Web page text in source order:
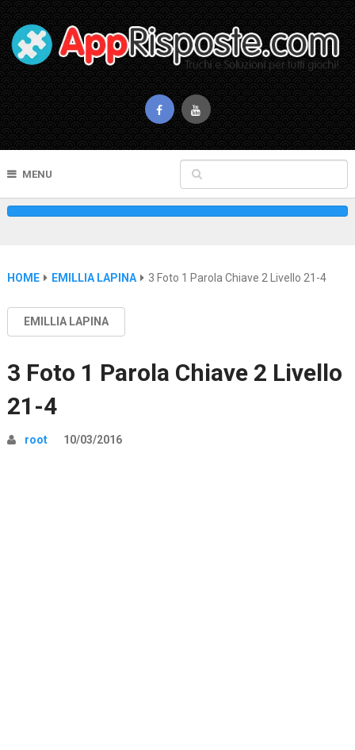
MENU
HOME EMILLIA LAPINA 3 Foto 1 Parola Chiave 2 Livello 21-4
EMILLIA LAPINA
3 Foto 1 Parola Chiave 2 Livello
21-4
root 10/03/2016